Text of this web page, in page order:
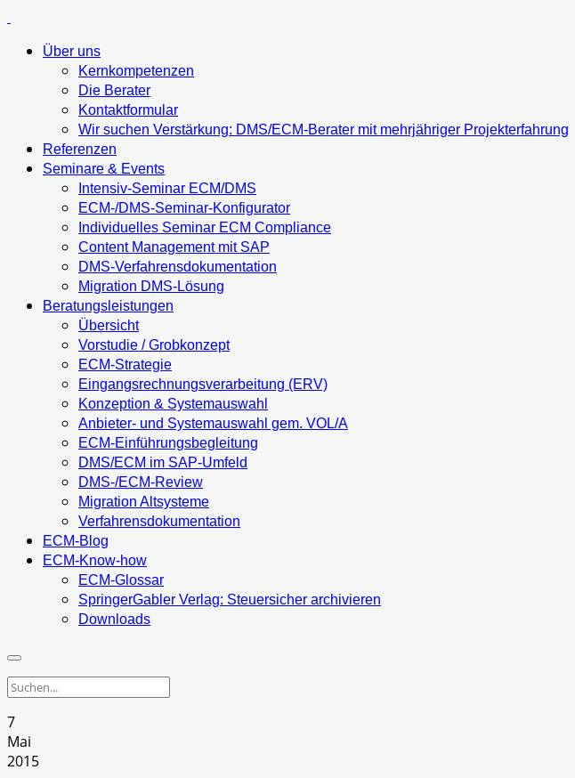
Über uns
Kernkompetenzen
Die Berater
Kontaktformular
Wir suchen Verstärkung: DMS/ECM-Berater mit mehrjähriger Projekterfahrung
Referenzen
Seminare & Events
Intensiv-Seminar ECM/DMS
ECM-/DMS-Seminar-Konfigurator
Individuelles Seminar ECM Compliance
Content Management mit SAP
DMS-Verfahrensdokumentation
Migration DMS-Lösung
Beratungsleistungen
Übersicht
Vorstudie / Grobkonzept
ECM-Strategie
Eingangsrechnungsverarbeitung (ERV)
Konzeption & Systemauswahl
Anbieter- und Systemauswahl gem. VOL/A
ECM-Einführungsbegleitung
DMS/ECM im SAP-Umfeld
DMS-/ECM-Review
Migration Altsysteme
Verfahrensdokumentation
ECM-Blog
ECM-Know-how
ECM-Glossar
SpringerGabler Verlag: Steuersicher archivieren
Downloads
7
Mai
2015